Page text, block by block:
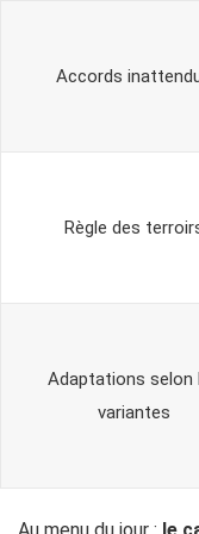
Accords
Règle des
Adaptations selon
variantes